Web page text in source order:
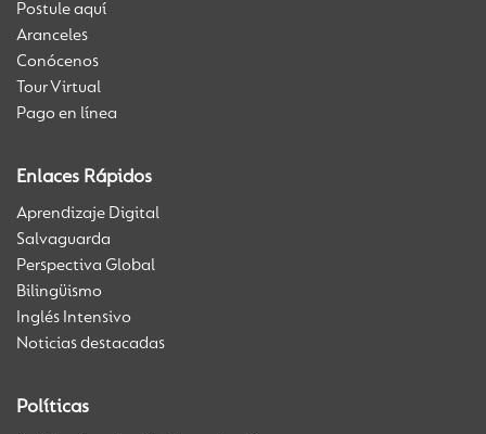
Postule aquí
Aranceles
Conócenos
Tour Virtual
Pago en línea
Enlaces Rápidos
Aprendizaje Digital
Salvaguarda
Perspectiva Global
Bilingüismo
Inglés Intensivo
Noticias destacadas
Políticas